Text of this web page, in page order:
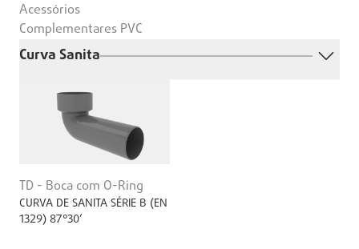
Acessórios
Complementares PVC
Curva Sanita
TD - Boca com O-Ring
CURVA DE SANITA SÉRIE B (EN
1329) 87°30’